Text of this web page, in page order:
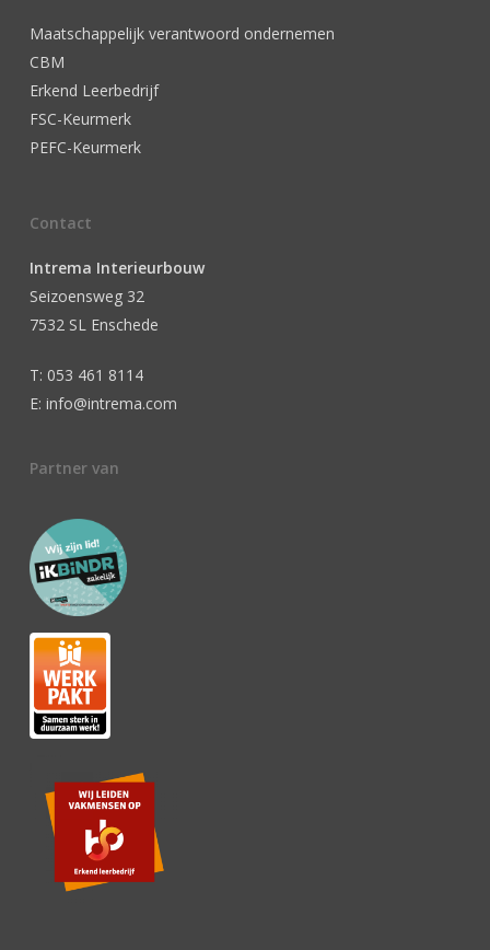
Maatschappelijk verantwoord ondernemen
CBM
Erkend Leerbedrijf
FSC-Keurmerk
PEFC-Keurmerk
Contact
Intrema Interieurbouw
Seizoensweg 32
7532 SL Enschede
T: 053 461 8114
E: info@intrema.com
Partner van